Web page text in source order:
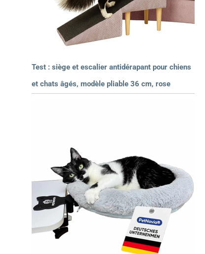
Test : siège et escalier antidérapant pour chiens
et chats âgés, modèle pliable 36 cm, rose